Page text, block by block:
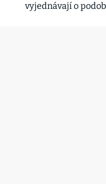
vyjednávají o